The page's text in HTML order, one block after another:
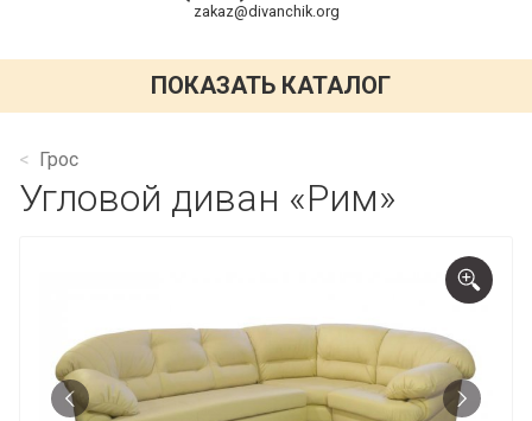
zakaz@divanchik.org
ПОКАЗАТЬ КАТАЛОГ
Грос
Угловой диван «Рим»